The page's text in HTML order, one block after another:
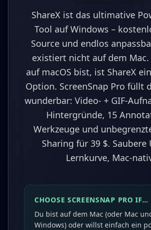
ShareX ist das ultimative
Tool auf Windows –
Source und endlos
existiert nicht auf dem Mac.
auf macOS bist, ist ShareX
Option. ScreenSnap Pro füllt
wunderbar: Video- + GIF-
Hintergründe, 15
Werkzeuge und
Sharing für 39 $. Saubere
Lernkurve, Mac-
CHOOSE SCREENSNAP PRO IF…
Du bist auf dem Mac (oder Mac
Windows) oder willst einfach ein